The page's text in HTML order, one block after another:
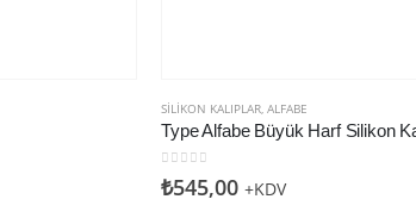
SILIKON KALIPLAR, ALFABE
Type Alfabe Büyük Harf Silikon
05 üzerinden
₺545,00 +KDV